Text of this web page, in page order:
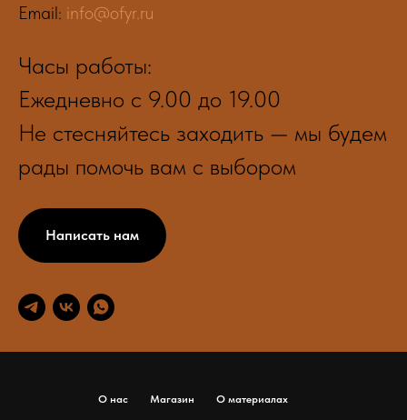
Email: info@ofyr.ru
Часы работы:
Ежедневно с 9.00 до 19.00
Не стесняйтесь заходить — мы будем
рады помочь вам с выбором
Написать нам
О нас Магазин О материалах